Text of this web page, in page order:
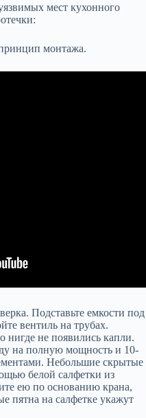
мест кухонного
монтажа.
Подставьте емкости под
вентиль на трубах.
нигде не появились капли.
на полную мощность и 10-
Небольшие скрытые
белой салфетки из
ею по основанию крана,
пятна на салфетке укажут